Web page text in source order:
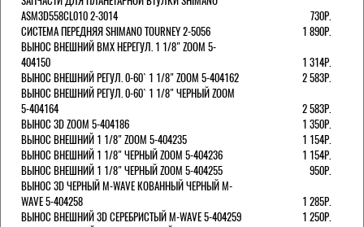
ASM3D558CL010 2-3014
730Р.
СИСТЕМА ПЕРЕДНЯЯ SHIMANO TOURNEY 2-5056
1 890Р.
ВЫНОС ВНЕШНИЙ BMX НЕРЕГУЛ. 1 1/8" ZOOM 5-
404150
1 314Р.
ВЫНОС ВНЕШНИЙ РЕГУЛ. 0-60` 1 1/8" ZOOM 5-404162
2 583Р.
ВЫНОС ВНЕШНИЙ РЕГУЛ. 0-60` 1 1/8" ЧЕРНЫЙ ZOOM
5-404164
2 583Р.
ВЫНОС 3D ZOOM 5-404186
1 350Р.
ВЫНОС ВНЕШНИЙ 1 1/8" ZOOM 5-404235
1 154Р.
ВЫНОС ВНЕШНИЙ 1 1/8" ЧЕРНЫЙ ZOOM 5-404236
1 154Р.
ВЫНОС ВНЕШНИЙ 1 1/8" ЧЕРНЫЙ ZOOM 5-404255
950Р.
ВЫНОС 3D ЧЕРНЫЙ M-WAVE КОВАННЫЙ ЧЕРНЫЙ M-
WAVE 5-404258
1 285Р.
ВЫНОС ВНЕШНИЙ 3D СЕРЕБРИСТЫЙ M-WAVE 5-404259
1 250Р.